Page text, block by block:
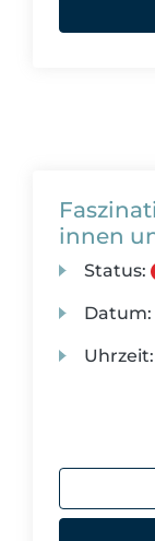
innen
Status:
Datum:
Uhrzeit: